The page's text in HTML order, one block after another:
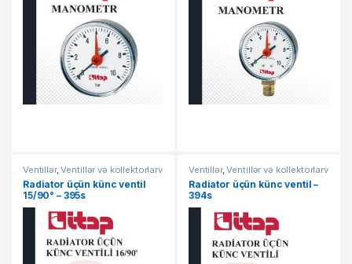
Ventillər,Ventillər və kollektorlarv
Radiator üçün künc ventil
15/90° – 395s
Ventillər,Ventillər və kollektorlarv
Radiator üçün künc ventil –
394s